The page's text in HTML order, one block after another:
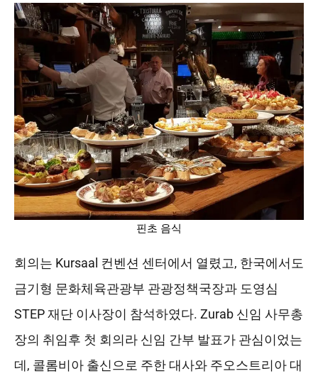
핀초 음식
회의는 Kursaal 컨벤션 센터에서 열렸고, 한국에서도
금기형 문화체육관광부 관광정책국장과 도영심
STEP 재단 이사장이 참석하였다. Zurab 신임 사무총
장의 취임후 첫 회의라 신임 간부 발표가 관심이었는
데, 콜롬비아 출신으로 주한 대사와 주오스트리아 대